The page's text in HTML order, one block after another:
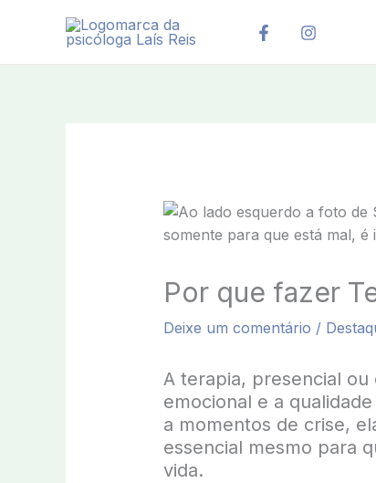
Por que fazer
Deixe um comentário /
A terapia, presencial
emocional e a
a momentos de crise,
essencial mesmo para
vida.